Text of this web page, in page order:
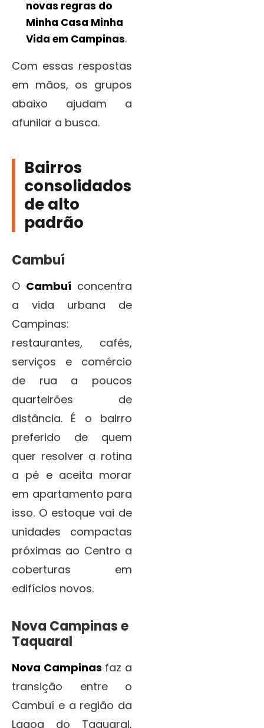
novas regras do
Minha Casa Minha
Vida em Campinas.
Com essas respostas
em mãos, os grupos
abaixo ajudam a
afunilar a busca.
Bairros
consolidados
de alto
padrão
Cambuí
O Cambuí concentra
a vida urbana de
Campinas:
restaurantes, cafés,
serviços e comércio
de rua a poucos
quarteirões de
distância. É o bairro
preferido de quem
quer resolver a rotina
a pé e aceita morar
em apartamento para
isso. O estoque vai de
unidades compactas
próximas ao Centro a
coberturas em
edifícios novos.
Nova Campinas e
Taquaral
Nova Campinas faz a
transição entre o
Cambuí e a região da
Lagoa do Taquaral,